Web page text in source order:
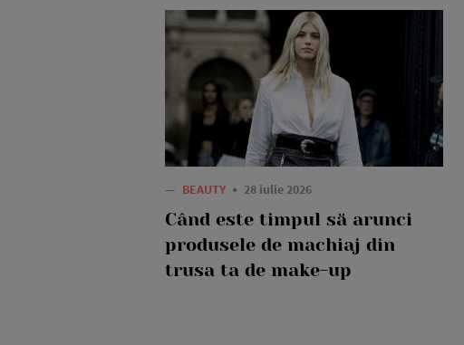
— BEAUTY 28 iulie 2026
Când este timpul să arunci
produsele de machiaj din
trusa ta de make-up